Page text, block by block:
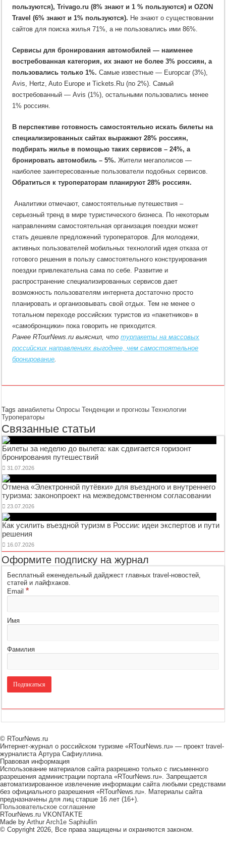
пользуются), Trivago.ru (8% знают и 1 % пользуются) и OZON
Travel (6% знают и 1% пользуются). Не знают о существовании
сайтов для поиска жилья 71%, а не пользовались ими 86%.
Сервисы для бронирования автомобилей — наименее
востребованная категория, их знают не более 3% россиян, а
пользовались только 1%. Самые известные — Europcar (3%),
Avis, Hertz, Auto Europe и Tickets.Ru (по 2%). Самый
востребованный — Avis (1%), остальными пользовались менее
1% россиян.
В перспективе готовность самостоятельно искать билеты на
специализированных сайтах выражают 28% россиян,
подбирать жилье в помощью таких сервисов – 24%, а
бронировать автомобиль – 5%. Жители мегаполисов —
наиболее заинтересованные пользователи подобных сервисов.
Обратиться к туроператорам планируют 28% россиян.
Аналитики отмечают, самостоятельные путешествия –
серьезный тренд в мире туристического бизнеса. По некоторым
направлениям самостоятельная организация поездки может
стать дешевле предложений туроператоров. Для молодежи,
активных пользователей мобильных технологий идея отказа от
готового решения в пользу самостоятельного конструирования
поездки привлекательна сама по себе. Развитие и
распространение специализированных сервисов дает
возможность пользователям интернета достаточно просто
планировать и организовывать свой отдых. Тем не менее о
тотальном переходе российских туристов из «пакетников» в
«самобронщики» пока говорить не приходится.
Ранее RTourNews.ru выяснил, чтотурпакеты на массовых
российских направлениях выгоднее, чем самостоятельное
бронирование.
Tagsавиабилеты Опросы Тенденции и прогнозы Технологии
Туроператоры
Связанные статьи
Билеты за неделю до вылета: как сдвигается горизонт
бронирования путешествий
31.07.2026
Отмена «Электронной путёвки» для въездного и внутреннего
туризма: законопроект на межведомственном согласовании
23.07.2026
Как усилить въездной туризм в России: идеи экспертов и пути
решения
16.07.2026
Оформите подписку на журнал
Бесплатный еженедельный дайджест главных travel-новостей,
статей и лайфхаков.
Email*
Имя
Фамилия
© RTourNews.ru
Интернет-журнал о российском туризме «RTourNews.ru» — проект travel-
журналиста Артура Сафиуллина.
Правовая информация
Использование материалов сайта разрешено только с письменного
разрешения администрации портала «RTourNews.ru». Запрещается
автоматизированное извлечение информации сайта любыми средствами
без официального разрешения «RTourNews.ru». Материалы сайта
предназначены для лиц старше 16 лет (16+).
Пользовательское соглашение
RTourNews.ru VKONTAKTE
Made by Arthur Arch1e Saphiullin
© Copyright 2026, Все права защищены и охраняются законом.